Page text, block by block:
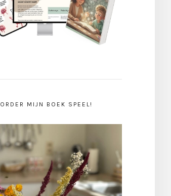
ORDER MIJN BOEK SPEEL!